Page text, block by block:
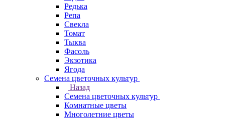
Редька
Репа
Свекла
Томат
Тыква
Фасоль
Экзотика
Ягода
Семена цветочных культур
Назад
Семена цветочных культур
Комнатные цветы
Многолетние цветы